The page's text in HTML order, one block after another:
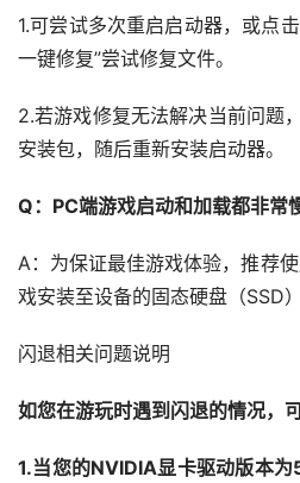
1.可尝试多次重启启动器，或点
一键修复”尝试修复文件。
2.若游戏修复无法解决当前问题
安装包，随后重新安装启动器。
Q：PC端游戏启动和加载都非常
A：为保证最佳游戏体验，推荐
戏安装至设备的固态硬盘（SSD）
闪退相关问题说明
如您在游玩时遇到闪退的情况，
1.当您的NVIDIA显卡驱动版本